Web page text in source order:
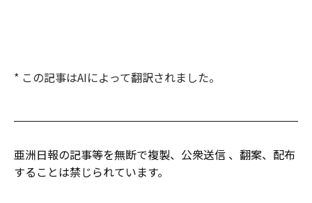
* この記事はAIによって翻訳されました。
亜洲日報の記事等を無断で複製、公衆送信 、翻案、配布
することは禁じられています。